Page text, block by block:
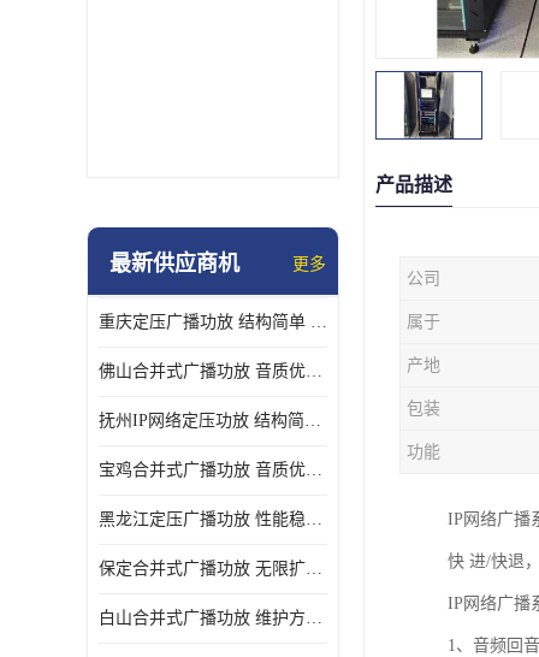
最新供应商机 更多
重庆定压广播功放 结构简单 传输距离远
佛山合并式广播功放 音质优美清晰 输出电压大 电流小
抚州IP网络定压功放 结构简单 多应用于公共场合
宝鸡合并式广播功放 音质优美清晰 维护方便
黑龙江定压广播功放 性能稳定 无限扩容
保定合并式广播功放 无限扩容 设计结构简单
白山合并式广播功放 维护方便 多应用于公共场合
产品描述
公司
属于
产地
包装
功能
IP网络广播
快 进/快退
IP网络广播
1、音频回